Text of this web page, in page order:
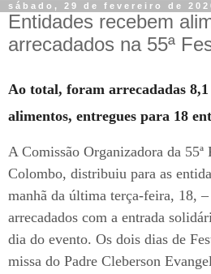
sábado, 29 de fevereiro de
Entidades recebem
arrecadados na 55ª
Ao total, foram arrecadadas 8,1
alimentos, entregues para 18
A Comissão Organizadora da 55ª
Colombo, distribuiu para as
manhã da última terça-feira, 18,
arrecadados com a entrada
dia do evento. Os dois dias de
missa do Padre Cleberson